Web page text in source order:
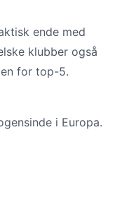
ende med
klubber også
for top-5.
i Europa.